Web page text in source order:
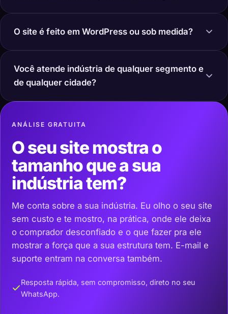
O site é feito em WordPress ou sob medida?
Você atende indústria de qualquer segmento e
de qualquer cidade?
ANÁLISE GRATUITA
O seu site mostra o
tamanho que a sua
indústria tem?
Me conta sobre a sua indústria. Eu olho o seu site
sem custo e te mostro, na prática, onde ele deixa
o comprador desconfiado e o que fazer pra ele
mostrar a força que a sua estrutura tem. E-mail e
suporte entram na conversa também.
Resposta rápida, sem compromisso, direto no seu
WhatsApp.